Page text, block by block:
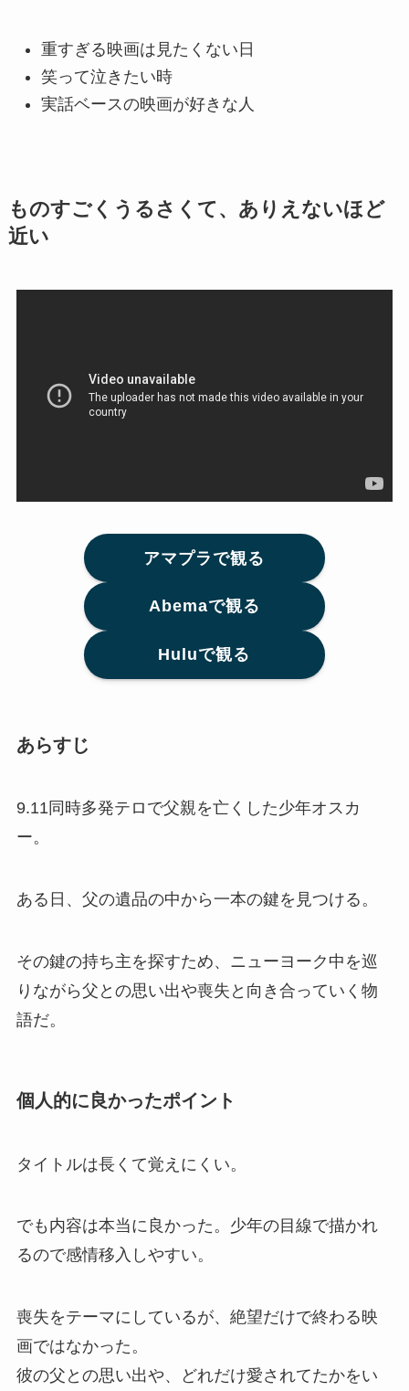
重すぎる映画は見たくない日
笑って泣きたい時
実話ベースの映画が好きな人
ものすごくうるさくて、ありえないほど
近い
アマプラで観る
Abemaで観る
Huluで観る
あらすじ
9.11同時多発テロで父親を亡くした少年オスカ
ー。
ある日、父の遺品の中から一本の鍵を見つける。
その鍵の持ち主を探すため、ニューヨーク中を巡
りながら父との思い出や喪失と向き合っていく物
語だ。
個人的に良かったポイント
タイトルは長くて覚えにくい。
でも内容は本当に良かった。少年の目線で描かれ
るので感情移入しやすい。
喪失をテーマにしているが、絶望だけで終わる映
画ではなかった。
彼の父との思い出や、どれだけ愛されてたかをい